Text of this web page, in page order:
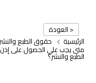
< العودة
الرئيسية
حقوق الطبع والنشر
متى يجب علي الحصول على
الطبع والنشر؟